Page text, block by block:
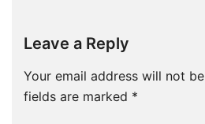
Leave a Reply
Your email address will not
fields are marked *